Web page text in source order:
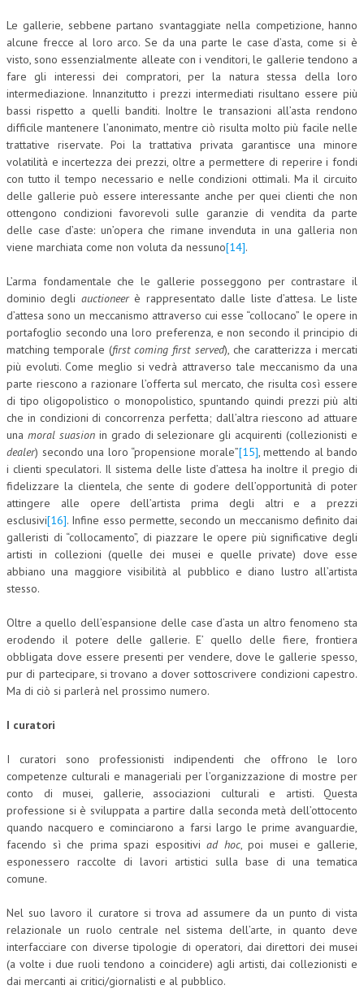
Le gallerie, sebbene partano svantaggiate nella competizione, hanno
alcune frecce al loro arco. Se da una parte le case d’asta, come si è
visto, sono essenzialmente alleate con i venditori, le gallerie tendono a
fare gli interessi dei compratori, per la natura stessa della loro
intermediazione. Innanzitutto i prezzi intermediati risultano essere più
bassi rispetto a quelli banditi. Inoltre le transazioni all’asta rendono
difficile mantenere l’anonimato, mentre ciò risulta molto più facile nelle
trattative riservate. Poi la trattativa privata garantisce una minore
volatilità e incertezza dei prezzi, oltre a permettere di reperire i fondi
con tutto il tempo necessario e nelle condizioni ottimali. Ma il circuito
delle gallerie può essere interessante anche per quei clienti che non
ottengono condizioni favorevoli sulle garanzie di vendita da parte
delle case d’aste: un’opera che rimane invenduta in una galleria non
viene marchiata come non voluta da nessuno[14].
L’arma fondamentale che le gallerie posseggono per contrastare il
dominio degli auctioneerè rappresentato dalle liste d’attesa. Le liste
d’attesa sono un meccanismo attraverso cui esse “collocano” le opere in
portafoglio secondo una loro preferenza, e non secondo il principio di
matching temporale (first coming first served), che caratterizza i mercati
più evoluti. Come meglio si vedrà attraverso tale meccanismo da una
parte riescono a razionare l’offerta sul mercato, che risulta così essere
di tipo oligopolistico o monopolistico, spuntando quindi prezzi più alti
che in condizioni di concorrenza perfetta; dall’altra riescono ad attuare
una moral suasionin grado di selezionare gli acquirenti (collezionisti e
dealer) secondo una loro “propensione morale”[15], mettendo al bando
i clienti speculatori. Il sistema delle liste d’attesa ha inoltre il pregio di
fidelizzare la clientela, che sente di godere dell’opportunità di poter
attingere alle opere dell’artista prima degli altri e a prezzi
esclusivi[16]. Infine esso permette, secondo un meccanismo definito dai
galleristi di “collocamento”, di piazzare le opere più significative degli
artisti in collezioni (quelle dei musei e quelle private) dove esse
abbiano una maggiore visibilità al pubblico e diano lustro all’artista
stesso.
Oltre a quello dell’espansione delle case d’asta un altro fenomeno sta
erodendo il potere delle gallerie. E’ quello delle fiere, frontiera
obbligata dove essere presenti per vendere, dove le gallerie spesso,
pur di partecipare, si trovano a dover sottoscrivere condizioni capestro.
Ma di ciò si parlerà nel prossimo numero.
I curatori
I curatori sono professionisti indipendenti che offrono le loro
competenze culturali e manageriali per l’organizzazione di mostre per
conto di musei, gallerie, associazioni culturali e artisti. Questa
professione si è sviluppata a partire dalla seconda metà dell’ottocento
quando nacquero e cominciarono a farsi largo le prime avanguardie,
facendo sì che prima spazi espositiviad hoc, poi musei e gallerie,
esponessero raccolte di lavori artistici sulla base di una tematica
comune.
Nel suo lavoro il curatore si trova ad assumere da un punto di vista
relazionale un ruolo centrale nel sistema dell’arte, in quanto deve
interfacciare con diverse tipologie di operatori, dai direttori dei musei
(a volte i due ruoli tendono a coincidere) agli artisti, dai collezionisti e
dai mercanti ai critici/giornalisti e al pubblico.